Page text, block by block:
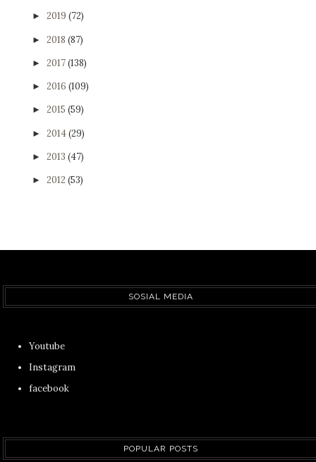
► 2019 (72)
► 2018 (87)
► 2017(138)
► 2016 (109)
► 2015 (59)
► 2014(29)
► 2013 (47)
► 2012 (53)
SOSIAL MEDIA
Youtube
Instagram
facebook
POPULAR POSTS